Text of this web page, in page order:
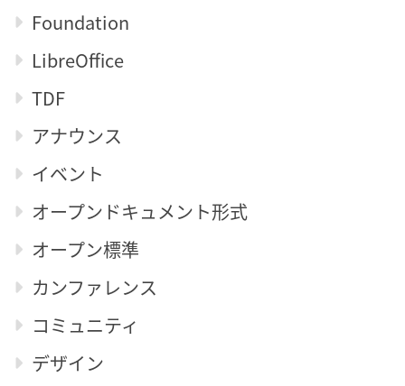
Foundation
LibreOffice
TDF
アナウンス
イベント
オープンドキュメント形式
オープン標準
カンファレンス
コミュニティ
デザイン